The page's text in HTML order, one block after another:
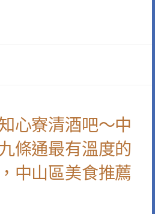
心寮清酒吧～中
條通最有溫度的
中山區美食推薦